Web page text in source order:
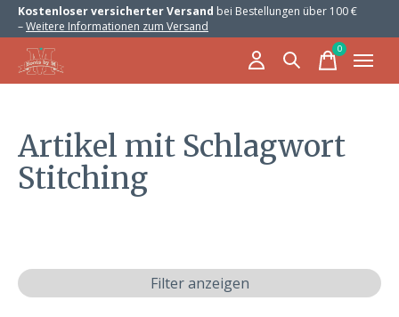
Kostenloser versicherter Versand bei Bestellungen über 100 €
–Weitere Informationen zum Versand
0items
Artikel mit Schlagwort
Stitching
Filter anzeigen